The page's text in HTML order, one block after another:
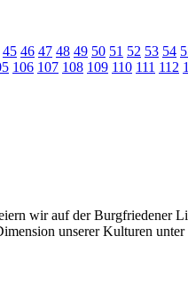
45 46 47 48 49 50 51 52 53 54
106 107 108 109 110 111 112
wir auf der Burgfriedener
unserer Kulturen